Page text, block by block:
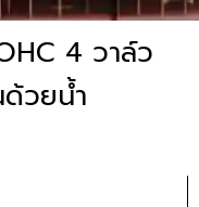
4 วาล์ว
ด้วยน้ำ